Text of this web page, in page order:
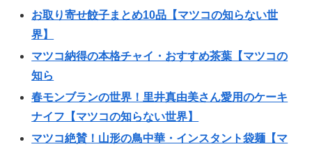
お取り寄せ餃子まとめ10品【マツコの知らない世
界】
マツコ納得の本格チャイ・おすすめ茶葉【マツコの
知ら
春モンブランの世界！里井真由美さん愛用のケーキ
ナイフ【マツコの知らない世界】
マツコ絶賛！山形の鳥中華・インスタント袋麺【マ